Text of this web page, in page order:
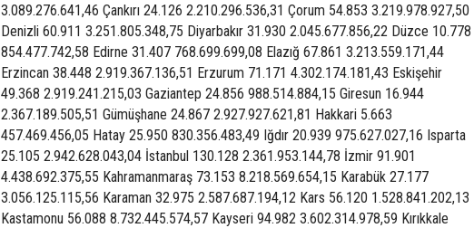
3.089.276.641,46 Çankırı 24.126 2.210.296.536,31 Çorum 54.853 3.219.978.927,50
Denizli 60.911 3.251.805.348,75 Diyarbakır 31.930 2.045.677.856,22 Düzce 10.778
854.477.742,58 Edirne 31.407 768.699.699,08 Elazığ 67.861 3.213.559.171,44
Erzincan 38.448 2.919.367.136,51 Erzurum 71.171 4.302.174.181,43 Eskişehir
49.368 2.919.241.215,03 Gaziantep 24.856 988.514.884,15 Giresun 16.944
2.367.189.505,51 Gümüşhane 24.867 2.927.927.621,81 Hakkari 5.663
457.469.456,05 Hatay 25.950 830.356.483,49 Iğdır 20.939 975.627.027,16 Isparta
25.105 2.942.628.043,04 İstanbul 130.128 2.361.953.144,78 İzmir 91.901
4.438.692.375,55 Kahramanmaraş 73.153 8.218.569.654,15 Karabük 27.177
3.056.125.115,56 Karaman 32.975 2.587.687.194,12 Kars 56.120 1.528.841.202,13
Kastamonu 56.088 8.732.445.574,57 Kayseri 94.982 3.602.314.978,59 Kırıkkale